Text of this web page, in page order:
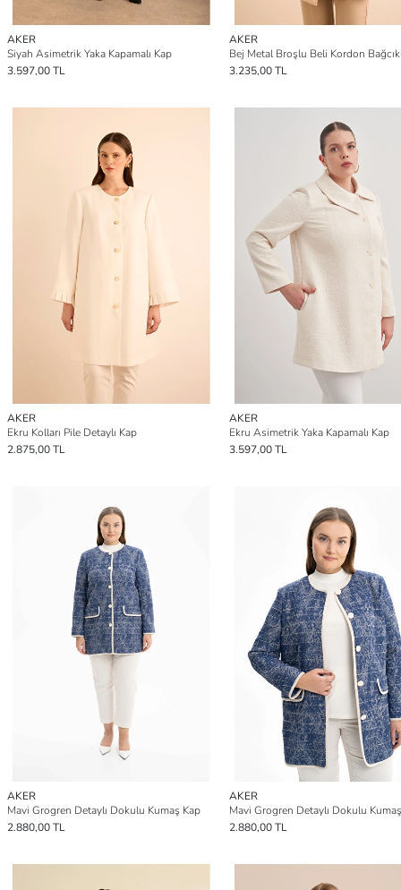
AKER
Siyah Asimetrik Yaka Kapamalı Kap
3.597,00 TL
AKER
Bej Metal Broşlu Beli Kordon
3.235,00 TL
AKER
Ekru Kolları Pile Detaylı Kap
2.875,00 TL
AKER
Ekru Asimetrik Yaka Kapamalı Kap
3.597,00 TL
AKER
Mavi Grogren Detaylı Dokulu Kumaş Kap
2.880,00 TL
AKER
Mavi Grogren Detaylı Dokulu
2.880,00 TL